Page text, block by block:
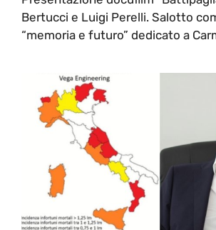
Bertucci e Luigi Perelli. Salotto
“memoria e futuro” dedicato a